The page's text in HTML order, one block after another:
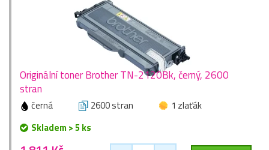
Originální toner Brother TN-2120Bk, černý, 2600
stran
černá 2600 stran
1 zlaťák
Skladem > 5 ks